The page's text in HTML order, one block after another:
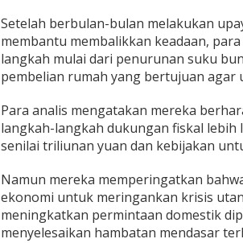
Setelah berbulan-bulan melakukan
membantu membalikkan keadaan,
langkah mulai dari penurunan suku
pembelian rumah yang bertujuan agar
Para analis mengatakan mereka
langkah-langkah dukungan fiskal
senilai triliunan yuan dan kebijakan
Namun mereka memperingatkan
ekonomi untuk meringankan krisis
meningkatkan permintaan domestik
menyelesaikan hambatan mendasar